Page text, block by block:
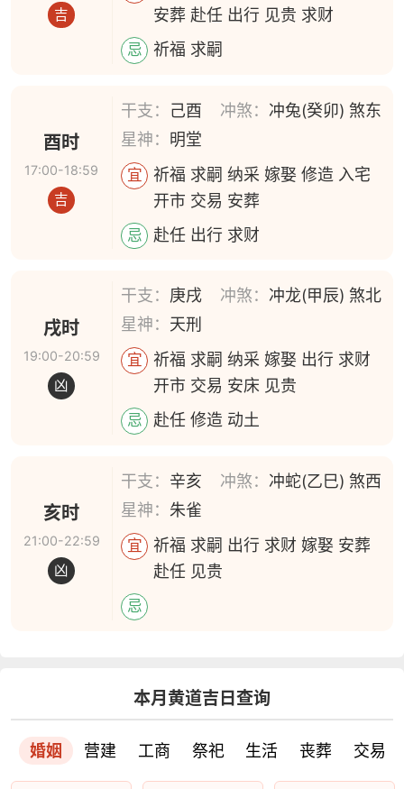
吉
安葬 赴任 出行 见贵 求财
忌 祈福 求嗣
酉时
17:00-18:59
吉
干支： 己酉 冲煞： 冲兔(癸卯) 煞东
星神： 明堂
宜
祈福 求嗣 纳采 嫁娶 修造 入宅
开市 交易 安葬
忌 赴任 出行 求财
戌时
19:00-20:59
凶
干支： 庚戌 冲煞： 冲龙(甲辰) 煞北
星神： 天刑
宜
祈福 求嗣 纳采 嫁娶 出行 求财
开市 交易 安床 见贵
忌 赴任 修造 动土
亥时
21:00-22:59
凶
干支： 辛亥 冲煞： 冲蛇(乙巳) 煞西
星神： 朱雀
宜
祈福 求嗣 出行 求财 嫁娶 安葬
赴任 见贵
忌
本月黄道吉日查询
婚姻 营建 工商 祭祀 生活 丧葬 交易